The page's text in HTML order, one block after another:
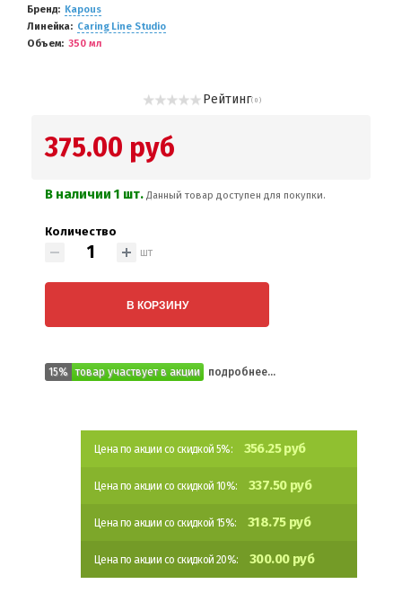
Бренд
Kapous
Линейка
Caring Line Studio
Объем
350 мл
Рейтинг( 0 )
375.00 руб
В наличии 1 шт. Данный товар доступен для покупки.
Количество
шт
В КОРЗИНУ
15% товар участвует в акции подробнее...
Цена по акции со скидкой 5%: 356.25 руб
Цена по акции со скидкой 10%: 337.50 руб
Цена по акции со скидкой 15%: 318.75 руб
Цена по акции со скидкой 20%: 300.00 руб